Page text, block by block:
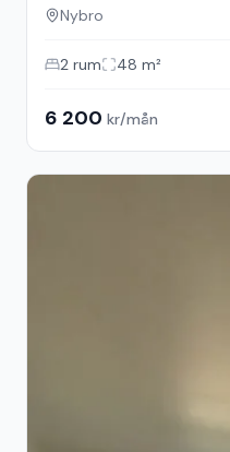
Nybro
2 rum 48 m²
6 200 kr/mån